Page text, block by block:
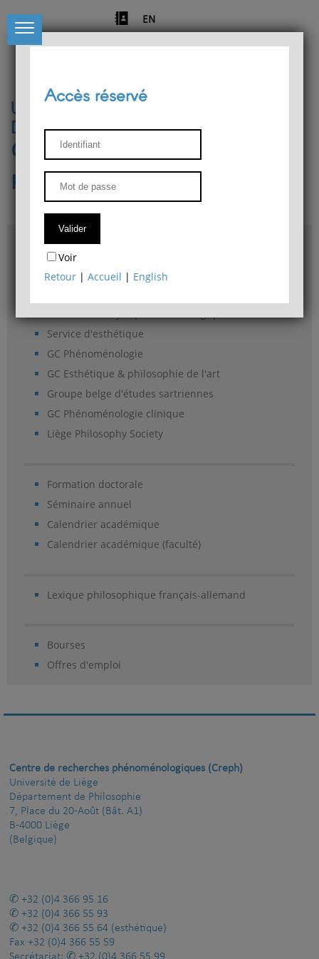
EN
Université de Liège
Département de philosophie
Centre de recherches
phénoménologiques
Accès & plans
Bibliothèque du Département de philosophie
Service d'esthétique
GC Phénoménologie
GC Esthétique & philosophie de l'art
Groupe belge d'études sartriennes
GC Phénoménologie clinique
Liège Philosophy Society
Formation doctorale
Séminaire annuel
Calendrier académique
Calendrier académique (faculté)
Lexique philosophique français-allemand
Bourses
Offres d'emploi
Accès réservé
Voir
Retour |Accueil | English
Centre de recherches phénoménologiques (Creph)
Université de Liège
Département de Philosophie
7, Place du 20-Août (Bât. A1)
B-4000 Liège
(Belgique)
+32 (0)4 366 95 16
+32 (0)4 366 55 93
+32 (0)4 366 55 64 (esthétique)
Fax +32 (0)4 366 55 59